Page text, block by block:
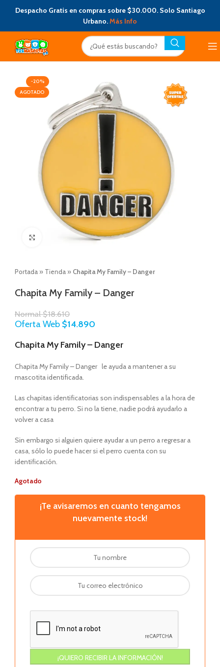
Despacho Gratis en compras sobre $30.000. Solo Santiago
Urbano.Más Info
-20%
AGOTADO
Click to enlarge
Portada » Tienda » Chapita My Family – Danger
Chapita My Family – Danger
Normal$18.610
Oferta Web $14.890
Chapita My Family – Danger
Chapita My Family – Danger le ayuda a mantener a su
mascotita identificada.
Las chapitas identificatorias son indispensables a la hora de
encontrar a tu perro. Si no la tiene, nadie podrá ayudarlo a
volver a casa
Sin embargo si alguien quiere ayudar a un perro a regresar a
casa, sólo lo puede hacer si el perro cuenta con su
identificación.
Agotado
¡Te avisaremos en cuanto tengamos
nuevamente stock!